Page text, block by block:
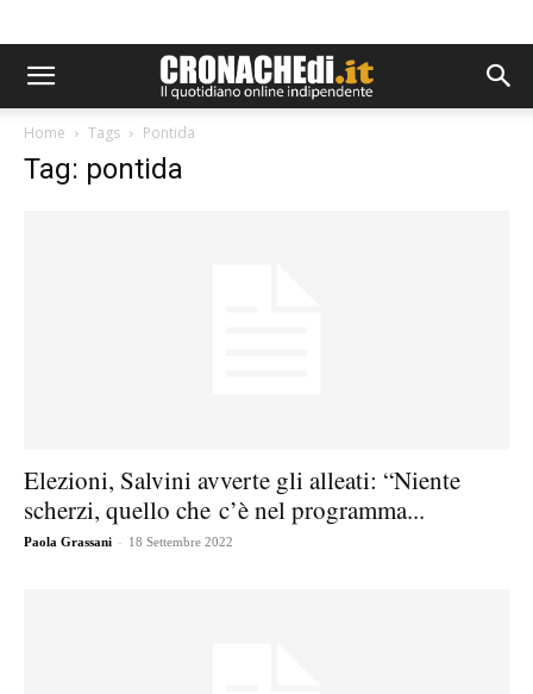
Home Tags Pontida
Tag: pontida
Elezioni, Salvini avverte gli alleati: “Niente
scherzi, quello che c’è nel programma...
Paola Grassani - 18 Settembre 2022